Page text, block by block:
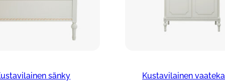
sänky Kustavilainen